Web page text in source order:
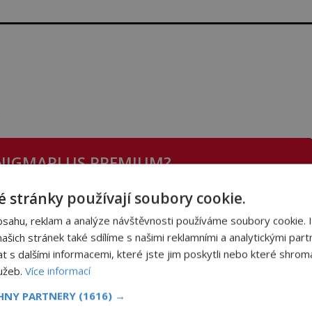
PREMIUM?
našímPremiumčtenářem aodemknětesi tento
itisícedalšíchskvělých článků
nás obdržíte i celou řadu hodnotných bonusů!
ODEMKNOUT ČLÁNEK
stránky používají soubory cookie.
reklam a analýze návštěvnosti používáme soubory cookie.
stránek také sdílíme s našimi reklamními a analytickými
s dalšími informacemi, které jste jim poskytli nebo které
Více informací
PARTNERY (1616) →